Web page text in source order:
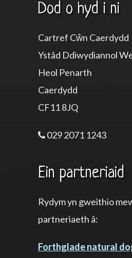
Dod o hyd i ni
Cartref Cŵn Caerdydd
Ystâd Ddiwydiannol
Heol Penarth
Caerdydd
CF11 8JQ
029 2071 1243
Ein partneriaid
Rydym yn gweithio
partneriaeth â:
Forthglade natural